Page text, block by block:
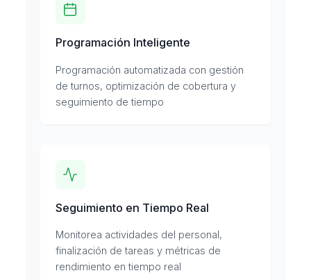
Programación Inteligente
Programación automatizada con gestión
de turnos, optimización de cobertura y
seguimiento de tiempo
Seguimiento en Tiempo Real
Monitorea actividades del personal,
finalización de tareas y métricas de
rendimiento en tiempo real